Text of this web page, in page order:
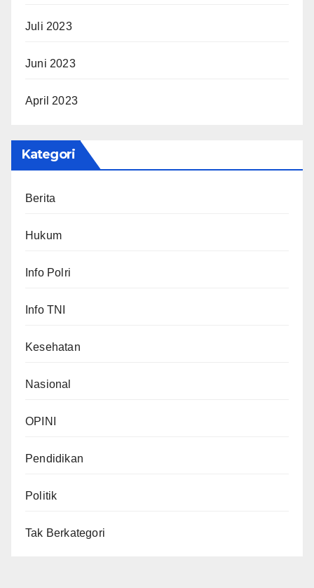
Juli 2023
Juni 2023
April 2023
Kategori
Berita
Hukum
Info Polri
Info TNI
Kesehatan
Nasional
OPINI
Pendidikan
Politik
Tak Berkategori